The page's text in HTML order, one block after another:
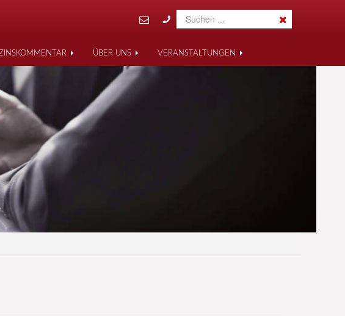
ÜBER UNS VERANSTALTUNGEN